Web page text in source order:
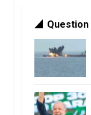
Question